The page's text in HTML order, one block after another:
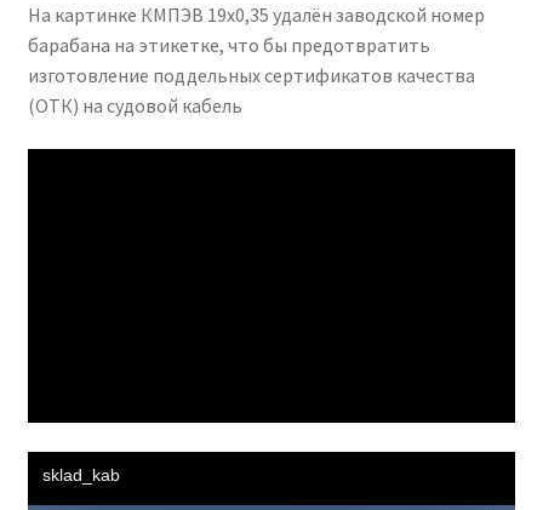
На картинке КМПЭВ 19х0,35 удалён заводской номер
барабана на этикетке, что бы предотвратить
изготовление поддельных сертификатов качества
(ОТК) на судовой кабель